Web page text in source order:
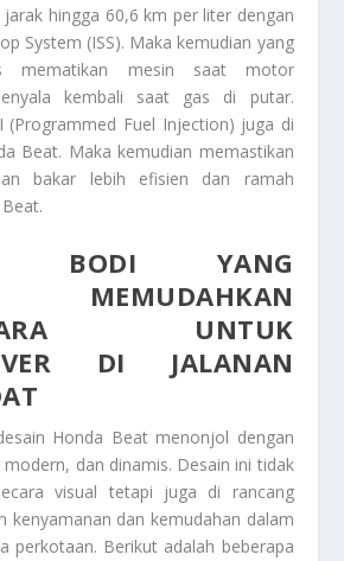
hingga 60,6 km per liter dengan
System (ISS). Maka kemudian yang
mematikan mesin saat motor
kembali saat gas di putar.
(Programmed Fuel Injection) juga di
Beat. Maka kemudian memastikan
bakar lebih efisien dan ramah
.
BODI YANG
MEMUDAHKAN
UNTUK
DI JALANAN
Honda Beat menonjol dengan
dan dinamis. Desain ini tidak
visual tetapi juga di rancang
kenyamanan dan kemudahan dalam
perkotaan. Berikut adalah beberapa